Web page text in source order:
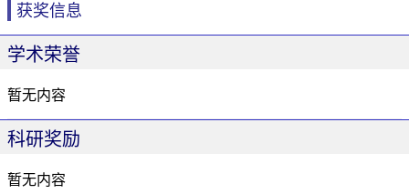
获奖信息
学术荣誉
暂无内容
科研奖励
暂无内容